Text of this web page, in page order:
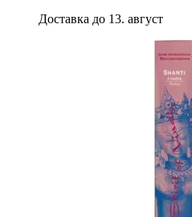
Доставка до 13. август